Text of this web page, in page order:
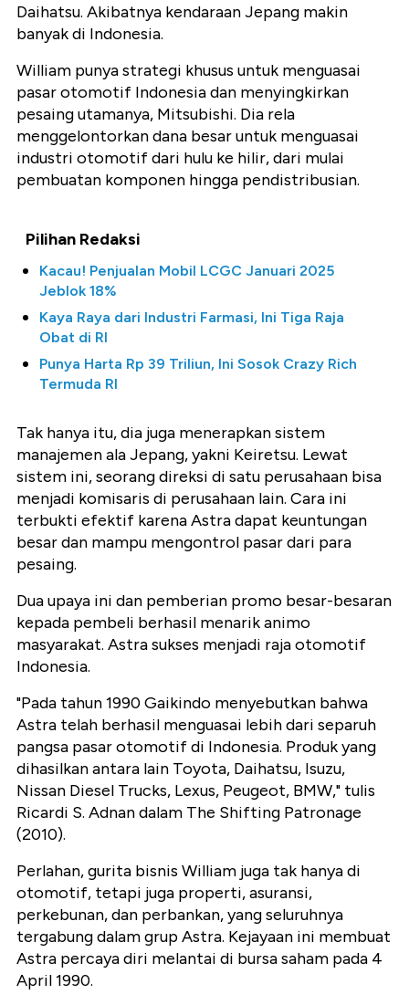
Daihatsu. Akibatnya kendaraan Jepang makin
banyak di Indonesia.
William punya strategi khusus untuk menguasai
pasar otomotif Indonesia dan menyingkirkan
pesaing utamanya, Mitsubishi. Dia rela
menggelontorkan dana besar untuk menguasai
industri otomotif dari hulu ke hilir, dari mulai
pembuatan komponen hingga pendistribusian.
Pilihan Redaksi
Kacau! Penjualan Mobil LCGC Januari 2025
Jeblok 18%
Kaya Raya dari Industri Farmasi, Ini Tiga Raja
Obat di RI
Punya Harta Rp 39 Triliun, Ini Sosok Crazy Rich
Termuda RI
Tak hanya itu, dia juga menerapkan sistem
manajemen ala Jepang, yakni Keiretsu. Lewat
sistem ini, seorang direksi di satu perusahaan bisa
menjadi komisaris di perusahaan lain. Cara ini
terbukti efektif karena Astra dapat keuntungan
besar dan mampu mengontrol pasar dari para
pesaing.
Dua upaya ini dan pemberian promo besar-besaran
kepada pembeli berhasil menarik animo
masyarakat. Astra sukses menjadi raja otomotif
Indonesia.
"Pada tahun 1990 Gaikindo menyebutkan bahwa
Astra telah berhasil menguasai lebih dari separuh
pangsa pasar otomotif di Indonesia. Produk yang
dihasilkan antara lain Toyota, Daihatsu, Isuzu,
Nissan Diesel Trucks, Lexus, Peugeot, BMW," tulis
Ricardi S. Adnan dalam The Shifting Patronage
(2010).
Perlahan, gurita bisnis William juga tak hanya di
otomotif, tetapi juga properti, asuransi,
perkebunan, dan perbankan, yang seluruhnya
tergabung dalam grup Astra. Kejayaan ini membuat
Astra percaya diri melantai di bursa saham pada 4
April 1990.